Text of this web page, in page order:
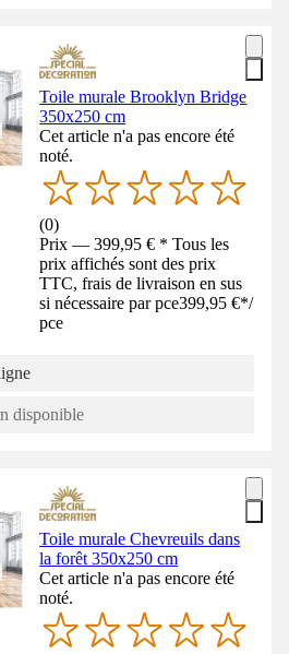
Toile murale Brooklyn Bridge
350x250 cm
Cet article n'a pas encore été
noté.
(0)
Prix — 399,95 € * Tous les
prix affichés sont des prix
TTC, frais de livraison en sus
si nécessaire par pce399,95 €*/
pce
disponible
Toile murale Chevreuils dans
la forêt 350x250 cm
Cet article n'a pas encore été
noté.